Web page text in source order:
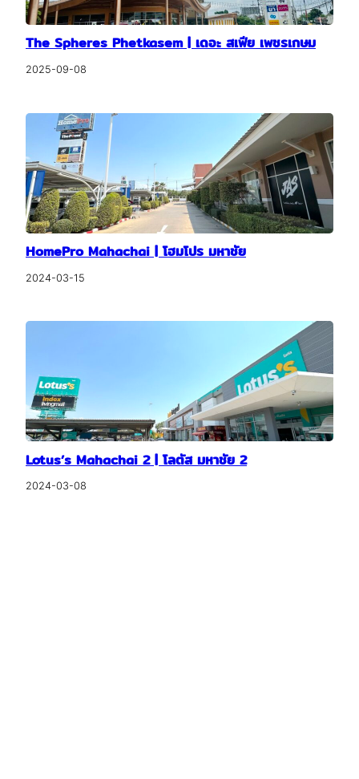
The Spheres Phetkasem | เดอะ สเฟีย เพชรเกษม
2025-09-08
HomePro Mahachai | โฮมโปร มหาชัย
2024-03-15
Lotus’s Mahachai 2 | โลตัส มหาชัย 2
2024-03-08